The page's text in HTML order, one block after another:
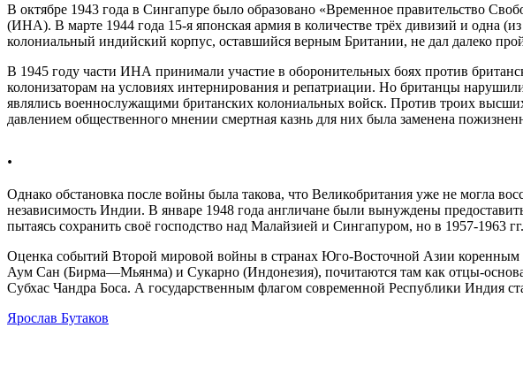
В октябре 1943 года в Сингапуре было образовано «Временное правительство
(ИНА). В марте 1944 года 15-я японская армия в количестве трёх дивизий и одна
колониальный индийский корпус, оставшийся верным Британии, не дал далеко
В 1945 году части ИНА принимали участие в оборонительных боях против
колонизаторам на условиях интернирования и репатриации. Но британцы
являлись военнослужащими британских колониальных войск. Против троих
давлением общественного мнении смертная казнь для них была заменена
.
Однако обстановка после войны была такова, что Великобритания уже не могла
независимость Индии. В январе 1948 года англичане были вынуждены
пытаясь сохранить своё господство над Малайзией и Сингапуром, но в 1957-1963
Оценка событий Второй мировой войны в странах Юго-Восточной Азии коренным
Аум Сан (Бирма—Мьянма) и Сукарно (Индонезия), почитаются там как отцы-
Субхас Чандра Боса. А государственным флагом современной Республики Индия
Ярослав Бутаков